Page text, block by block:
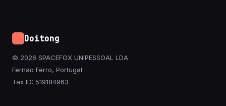
Doitong
© 2026 SPACEFOX UNIPESSOAL LDA
Fernao Ferro, Portugal
Tax ID: 519184963